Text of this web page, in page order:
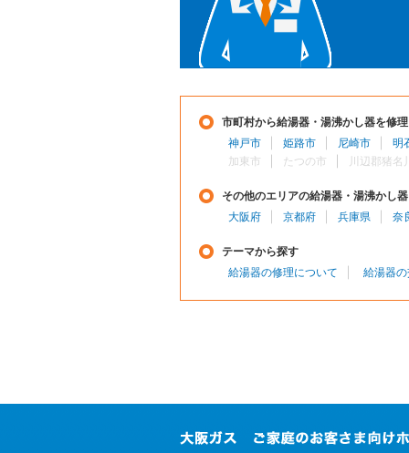
市町村から給湯器・湯沸かし器を修
神戸市
姫路市 尼崎市
明
加東市
たつの市 川辺郡猪名
その他のエリアの給湯器・湯沸かし
大阪府
京都府 兵庫県 奈
テーマから探す
給湯器の修理について
給湯器